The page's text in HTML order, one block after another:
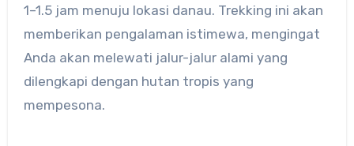
1–1.5 jam menuju lokasi danau. Trekking ini akan
memberikan pengalaman istimewa, mengingat
Anda akan melewati jalur-jalur alami yang
dilengkapi dengan hutan tropis yang
mempesona.